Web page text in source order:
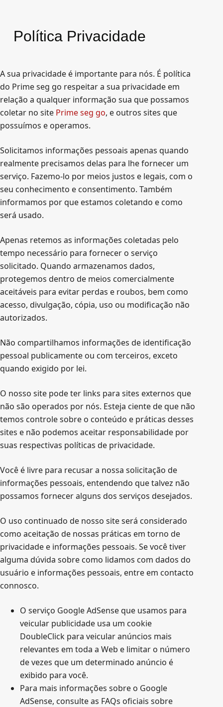
p
a
r
a
o
o
n
t
e
ú
d
Política Privacidade
A sua privacidade é importante para nós. É política
do Prime seg go respeitar a sua privacidade em
relação a qualquer informação sua que possamos
coletar no site Prime seg go, e outros sites que
possuímos e operamos.
Solicitamos informações pessoais apenas quando
realmente precisamos delas para lhe fornecer um
serviço. Fazemo-lo por meios justos e legais, com o
seu conhecimento e consentimento. Também
informamos por que estamos coletando e como
será usado.
Apenas retemos as informações coletadas pelo
tempo necessário para fornecer o serviço
solicitado. Quando armazenamos dados,
protegemos dentro de meios comercialmente
aceitáveis ​​para evitar perdas e roubos, bem como
acesso, divulgação, cópia, uso ou modificação não
autorizados.
Não compartilhamos informações de identificação
pessoal publicamente ou com terceiros, exceto
quando exigido por lei.
O nosso site pode ter links para sites externos que
não são operados por nós. Esteja ciente de que não
temos controle sobre o conteúdo e práticas desses
sites e não podemos aceitar responsabilidade por
suas respectivas políticas de privacidade.
Você é livre para recusar a nossa solicitação de
informações pessoais, entendendo que talvez não
possamos fornecer alguns dos serviços desejados.
O uso continuado de nosso site será considerado
como aceitação de nossas práticas em torno de
privacidade e informações pessoais. Se você tiver
alguma dúvida sobre como lidamos com dados do
usuário e informações pessoais, entre em contacto
connosco.
O serviço Google AdSense que usamos para
veicular publicidade usa um cookie
DoubleClick para veicular anúncios mais
relevantes em toda a Web e limitar o número
de vezes que um determinado anúncio é
exibido para você.
Para mais informações sobre o Google
AdSense, consulte as FAQs oficiais sobre